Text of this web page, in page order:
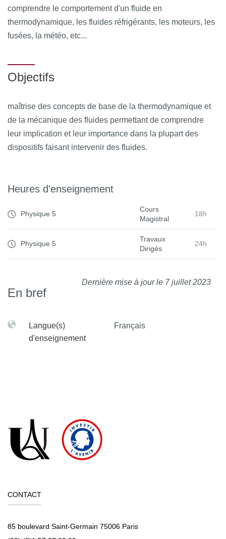
comprendre le comportement d'un fluide en
thermodynamique, les fluides réfrigérants, les moteurs, les
fusées, la météo, etc...
Objectifs
maîtrise des concepts de base de la thermodynamique et
de la mécanique des fluides permettant de comprendre
leur implication et leur importance dans la plupart des
dispositifs faisant intervenir des fluides.
Heures d'enseignement
Physique 5
Cours
Magistral
18h
Physique 5
Travaux
Dirigés
24h
Dernière mise à jour le 7 juillet 2023
En bref
Langue(s)
d'enseignement
Français
CONTACT
85 boulevard Saint-Germain 75006 Paris